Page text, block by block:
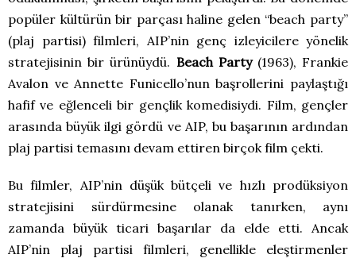
popüler kültürün bir parçası haline gelen “beach party”
(plaj partisi) filmleri, AIP’nin genç izleyicilere yönelik
stratejisinin bir ürünüydü. Beach Party(1963), Frankie
Avalon ve Annette Funicello’nun başrollerini paylaştığı
hafif ve eğlenceli bir gençlik komedisiydi. Film, gençler
arasında büyük ilgi gördü ve AIP, bu başarının ardından
plaj partisi temasını devam ettiren birçok film çekti.
Bu filmler, AIP’nin düşük bütçeli ve hızlı prodüksiyon
stratejisini sürdürmesine olanak tanırken, aynı
zamanda büyük ticari başarılar da elde etti. Ancak
AIP’nin plaj partisi filmleri, genellikle eleştirmenler